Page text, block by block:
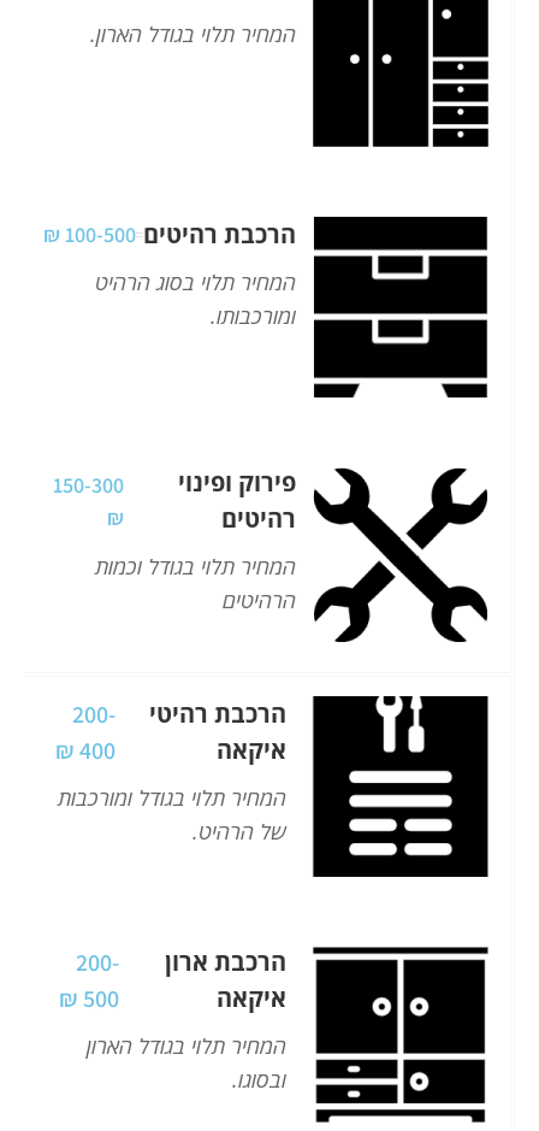
המחיר תלוי בגודל הארון.
הרכבת רהיטים 100-500 ₪
המחיר תלוי בסוג הרהיט
ומורכבותו.
פירוק ופינוי
רהיטים
150-300
₪
המחיר תלוי בגודל וכמות
הרהיטים
הרכבת רהיטי
איקאה
200-
400 ₪
המחיר תלוי בגודל ומורכבות
של הרהיט.
הרכבת ארון
איקאה
200-
500 ₪
המחיר תלוי בגודל הארון
ובסוגו.